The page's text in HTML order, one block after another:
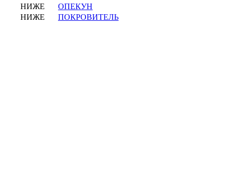
НИЖЕ
ОПЕКУН
НИЖЕ
ПОКРОВИТЕЛЬ